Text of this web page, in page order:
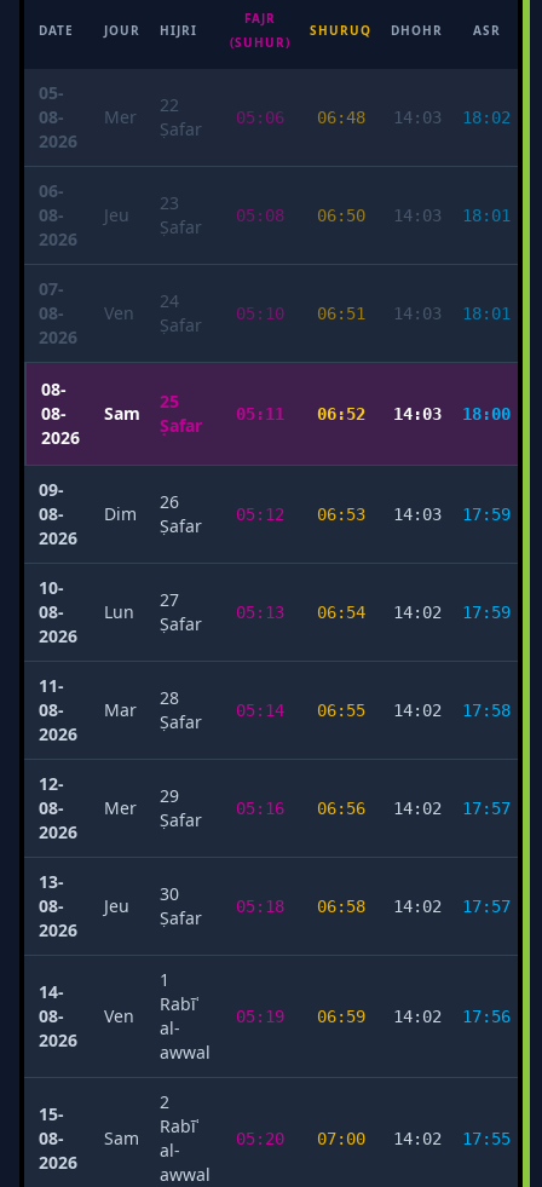
DATE JOUR HIJRI
FAJR
(SUHUR)
SHURUQ DHOHR ASR
05-
08-
2026
Mer
22
Ṣafar
05:06 06:48 14:03 18:02
06-
08-
2026
Jeu
23
Ṣafar
05:08 06:50 14:03 18:01
07-
08-
2026
Ven
24
Ṣafar
05:10 06:51 14:03 18:01
08-
08-
2026
Sam
25
Ṣafar
05:11 06:52 14:03 18:00
09-
08-
2026
Dim
26
Ṣafar
05:12 06:53 14:03 17:59
10-
08-
2026
Lun
27
Ṣafar
05:13 06:54 14:02 17:59
11-
08-
2026
Mar
28
Ṣafar
05:14 06:55 14:02 17:58
12-
08-
2026
Mer
29
Ṣafar
05:16 06:56 14:02 17:57
13-
08-
2026
Jeu
30
Ṣafar
05:18 06:58 14:02 17:57
14-
08-
2026
Ven
1
Rabīʿ
al-
awwal
05:19 06:59 14:02 17:56
15-
08-
2026
Sam
2
Rabīʿ
al-
awwal
05:20 07:00 14:02 17:55